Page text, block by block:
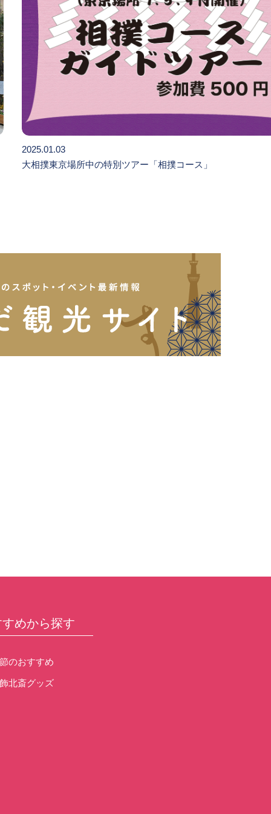
2025.01.03
大相撲東京場所中の特別ツアー「相撲コース」
めから探す
のおすすめ
北斎グッズ